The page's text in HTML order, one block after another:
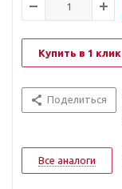
Купить в 1 клик
Поделиться
Все аналоги